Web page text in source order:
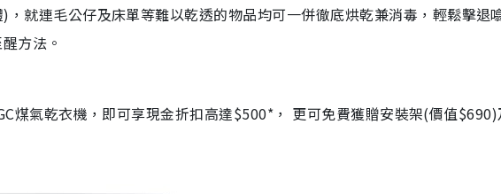
就連毛公仔及床單等難以乾透的物品均可一併徹底烘乾兼消毒，輕鬆擊退
方法。
煤氣乾衣機，即可享現金折扣高達$500*， 更可免費獲贈安裝架(價值$690)